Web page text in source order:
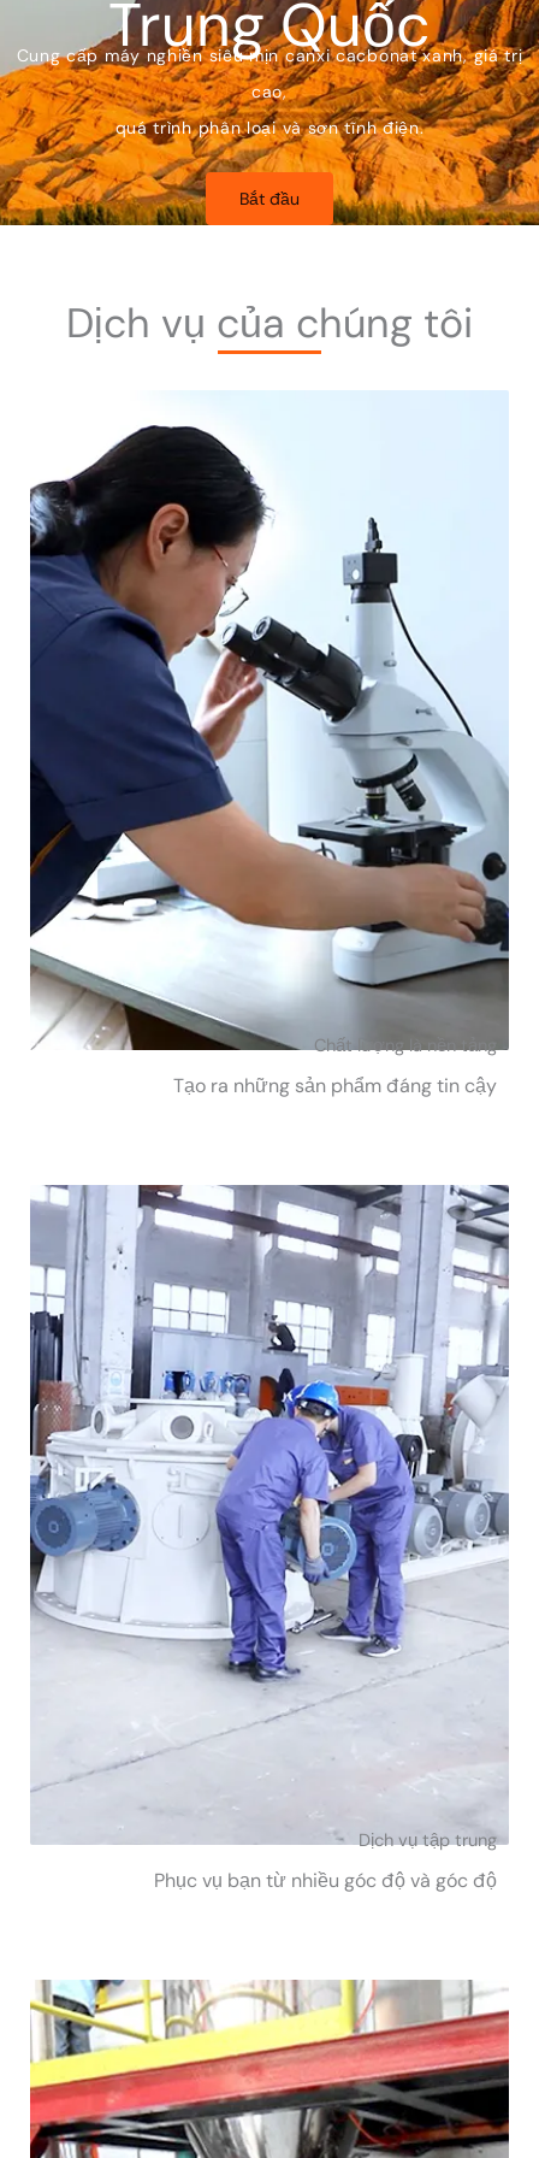
Trung Quốc
Cung cấp máy nghiền siêu mịn canxi cacbonat xanh, giá trị
cao,
quá trình phân loại và sơn tĩnh điện.
Bắt đầu
Dịch vụ của chúng tôi
Chất lượng là nền tảng
Tạo ra những sản phẩm đáng tin cậy
Dịch vụ tập trung
Phục vụ bạn từ nhiều góc độ và góc độ